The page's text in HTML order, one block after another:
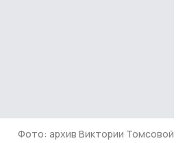
Фото: архив Виктории Томсовой